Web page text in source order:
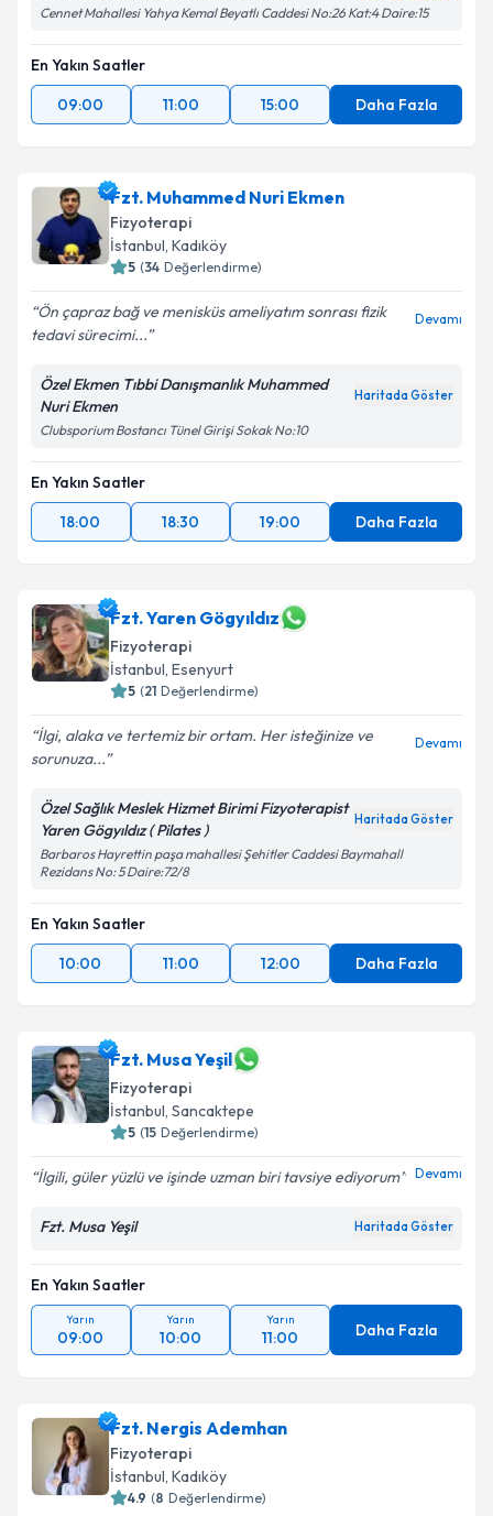
Cennet Mahallesi Yahya Kemal Beyatlı Caddesi No:26 Kat:4 Daire:15
En Yakın Saatler
09:00
11:00 15:00 Daha Fazla
Fzt. Muhammed Nuri Ekmen
Fizyoterapi
İstanbul, Kadıköy
5 (34 Değerlendirme)
Ön çapraz bağ ve menisküs ameliyatım sonrası fizik
tedavi sürecimi...
Devamı
Özel Ekmen Tıbbi Danışmanlık Muhammed
Nuri Ekmen
Haritada Göster
Clubsporium Bostancı Tünel Girişi Sokak No:10
En Yakın Saatler
18:00
18:30 19:00 Daha Fazla
Fzt. Yaren Gögyıldız
Fizyoterapi
İstanbul, Esenyurt
5 (21 Değerlendirme)
İlgi, alaka ve tertemiz bir ortam. Her isteğinize ve
sorunuza...
Devamı
Özel Sağlık Meslek Hizmet Birimi Fizyoterapist
Yaren Gögyıldız ( Pilates )
Haritada Göster
Barbaros Hayrettin paşa mahallesi Şehitler Caddesi Baymahall
Rezidans No: 5 Daire:72/8
En Yakın Saatler
10:00
11:00 12:00 Daha Fazla
Fzt. Musa Yeşil
Fizyoterapi
İstanbul, Sancaktepe
5 (15 Değerlendirme)
İlgili, güler yüzlü ve işinde uzman biri tavsiye ediyorum Devamı
Fzt. Musa Yeşil Haritada Göster
En Yakın Saatler
Yarın
09:00
Yarın
10:00
Yarın
11:00 Daha Fazla
Fzt. Nergis Ademhan
Fizyoterapi
İstanbul, Kadıköy
4.9 (8 Değerlendirme)